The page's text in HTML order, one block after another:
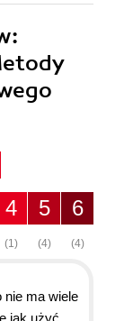
6
(4)
5
(4)
4
(1)
nie ma wiele